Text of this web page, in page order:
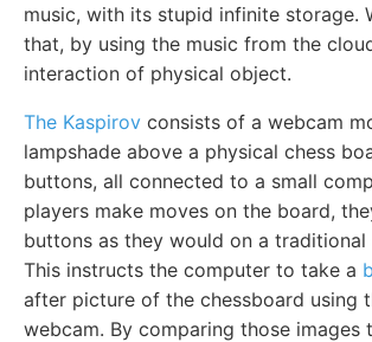
music, with its stupid infinite storage.
that, by using the music from the
interaction of physical object.
The Kaspirov consists of a webcam
lampshade above a physical chess
buttons, all connected to a small
players make moves on the board,
buttons as they would on a traditional
This instructs the computer to take a
after picture of the chessboard using
webcam. By comparing those images